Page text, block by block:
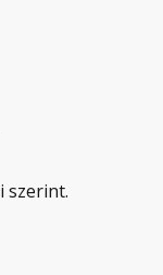
szerint.